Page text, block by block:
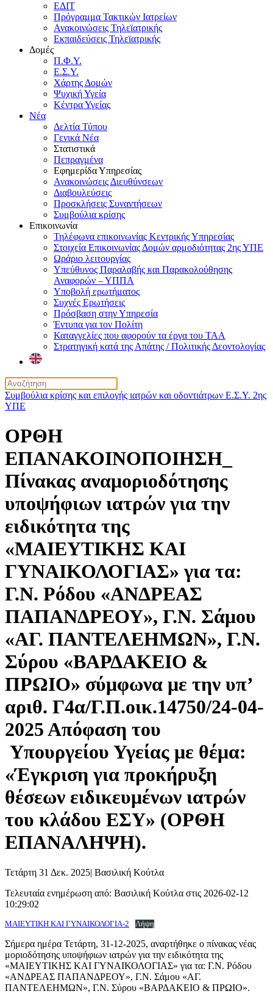
ΕΔΙΤ
Πρόγραμμα Τακτικών Ιατρείων
Ανακοινώσεις Τηλεϊατρικής
Εκπαιδεύσεις Τηλεϊατρικής
Δομές
Π.Φ.Υ.
Ε.Σ.Υ.
Χάρτης Δομών
Ψυχική Υγεία
Κέντρα Υγείας
Νέα
Δελτία Τύπου
Γενικά Νέα
Στατιστικά
Πεπραγμένα
Εφημερίδα Υπηρεσίας
Ανακοινώσεις Διευθύνσεων
Διαβουλεύσεις
Προσκλήσεις Συναντήσεων
Συμβούλια κρίσης
Επικοινωνία
Τηλέφωνα επικοινωνίας Κεντρικής Υπηρεσίας
Στοιχεία Επικοινωνίας Δομών αρμοδιότητας 2ης ΥΠΕ
Ωράριο λειτουργίας
Υπεύθυνος Παραλαβής και Παρακολούθησης
Αναφορών – ΥΠΠΑ
Υποβολή ερωτήματος
Συχνές Ερωτήσεις
Πρόσβαση στην Υπηρεσία
Έντυπα για τον Πολίτη
Καταγγελίες που αφορούν τα έργα του ΤΑΑ
Στρατηγική κατά της Απάτης / Πολιτικής Δεοντολογίας
Συμβούλια κρίσης και επιλογής ιατρών και οδοντιάτρων Ε.Σ.Υ. 2ης
ΥΠΕ
ΟΡΘΗ
ΕΠΑΝΑΚΟΙΝΟΠΟΙΗΣΗ_
Πίνακας αναμοριοδότησης
υποψήφιων ιατρών για την
ειδικότητα της
«ΜΑΙΕΥΤΙΚΗΣ ΚΑΙ
ΓΥΝΑΙΚΟΛΟΓΙΑΣ» για τα:
Γ.Ν. Ρόδου «ΑΝΔΡΕΑΣ
ΠΑΠΑΝΔΡΕΟΥ», Γ.Ν. Σάμου
«ΑΓ. ΠΑΝΤΕΛΕΗΜΩΝ», Γ.Ν.
Σύρου «ΒΑΡΔΑΚΕΙΟ &
ΠΡΩΙΟ» σύμφωνα με την υπ’
αριθ. Γ4α/Γ.Π.οικ.14750/24-04-
2025 Απόφαση του
Υπουργείου Υγείας με θέμα:
«Έγκριση για προκήρυξη
θέσεων ειδικευμένων ιατρών
του κλάδου ΕΣΥ» (ΟΡΘΗ
ΕΠΑΝΑΛΗΨΗ).
Τετάρτη 31 Δεκ. 2025| Βασιλική Κούτλα
Τελευταία ενημέρωση από: Βασιλική Κούτλα στις 2026-02-12
10:29:02
ΜΑΙΕΥΤΙΚΗ ΚΑΙ ΓΥΝΑΙΚΟΛΟΓΙΑ-2 Λήψη
Σήμερα ημέρα Τετάρτη, 31-12-2025, αναρτήθηκε ο πίνακας νέας
μοριοδότησης υποψήφιων ιατρών για την ειδικότητα της
«ΜΑΙΕΥΤΙΚΗΣ ΚΑΙ ΓΥΝΑΙΚΟΛΟΓΙΑΣ» για τα: Γ.Ν. Ρόδου
«ΑΝΔΡΕΑΣ ΠΑΠΑΝΔΡΕΟΥ», Γ.Ν. Σάμου «ΑΓ.
ΠΑΝΤΕΛΕΗΜΩΝ», Γ.Ν. Σύρου «ΒΑΡΔΑΚΕΙΟ & ΠΡΩΙΟ».